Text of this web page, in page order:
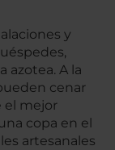
y
azotea. A la
cenar
el mejor
copa en el
artesanales